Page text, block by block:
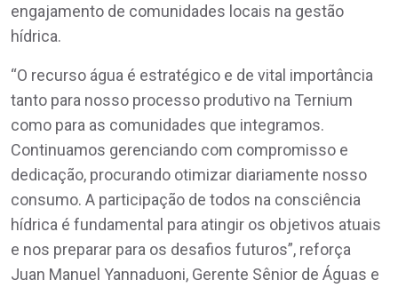
engajamento de comunidades locais na gestão
hídrica.
“O recurso água é estratégico e de vital importância
tanto para nosso processo produtivo na Ternium
como para as comunidades que integramos.
Continuamos gerenciando com compromisso e
dedicação, procurando otimizar diariamente nosso
consumo. A participação de todos na consciência
hídrica é fundamental para atingir os objetivos atuais
e nos preparar para os desafios futuros”, reforça
Juan Manuel Yannaduoni, Gerente Sênior de Águas e